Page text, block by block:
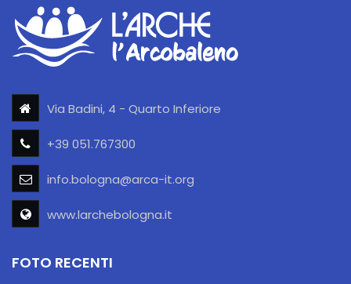
Via Badini, 4 - Quarto Inferiore
+39 051.767300
info.bologna@arca-it.org
www.larchebologna.it
FOTO RECENTI